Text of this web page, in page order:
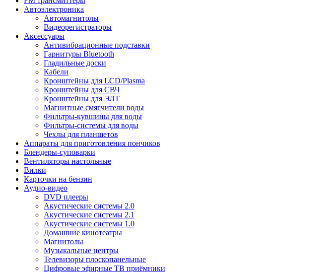
Автоэлектроника
Автомагнитолы
Видеорегистраторы
Аксессуары
Антивибрационные подставки
Гарнитуры Bluetooth
Гладильные доски
Кабели
Кронштейны для LCD/Plasma
Кронштейны для СВЧ
Кронштейны для ЭЛТ
Магнитные смягчители воды
Фильтры-кувшины для воды
Фильтры-системы для воды
Чехлы для планшетов
Аппараты для приготовления пончиков
Блендеры-суповарки
Вентиляторы настольные
Вилки
Карточки на бензин
Аудио-видео
DVD плееры
Акустические системы 2.0
Акустические системы 2.1
Акустические системы 1.0
Домашние кинотеатры
Магнитолы
Музыкальные центры
Телевизоры плоскопанельные
Цифровые эфирные ТВ приёмники